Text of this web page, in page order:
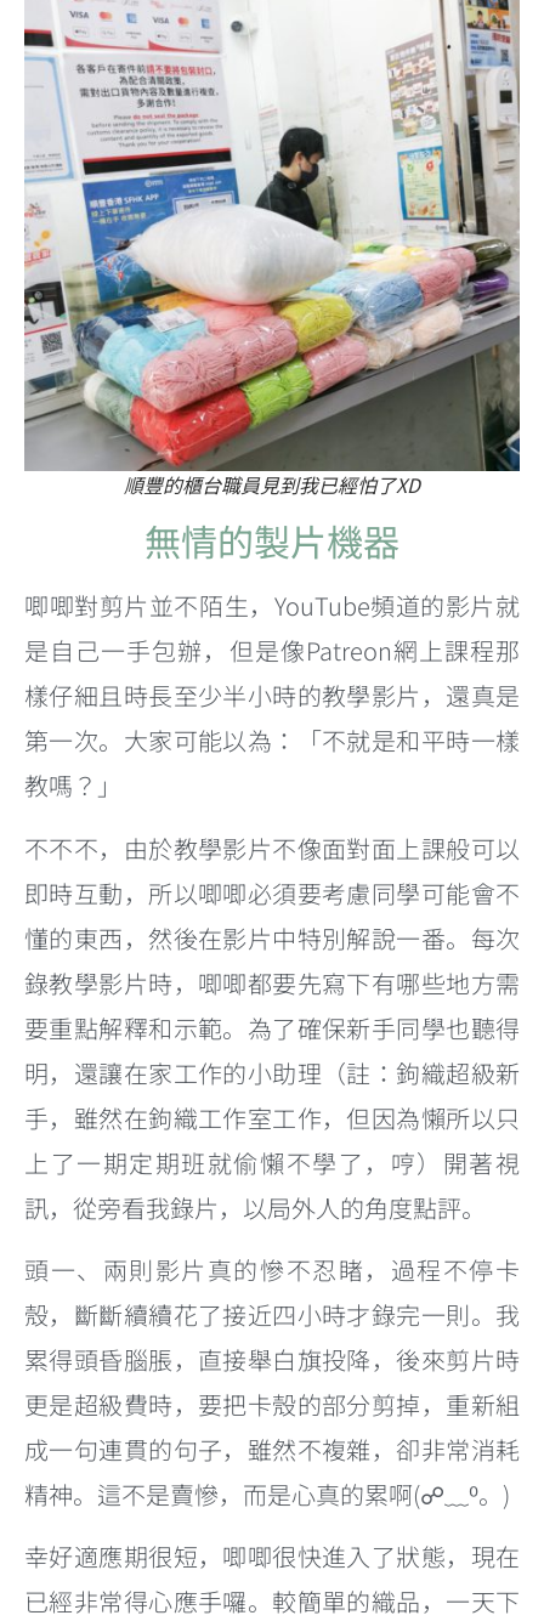
順豐的櫃台職員見到我已經怕了XD
無情的製片機器
唧唧對剪片並不陌生，YouTube頻道的影片就
是自己一手包辦，但是像Patreon網上課程那
樣仔細且時長至少半小時的教學影片，還真是
第一次。大家可能以為：「不就是和平時一樣
教嗎？」
不不不，由於教學影片不像面對面上課般可以
即時互動，所以唧唧必須要考慮同學可能會不
懂的東西，然後在影片中特別解說一番。每次
錄教學影片時，唧唧都要先寫下有哪些地方需
要重點解釋和示範。為了確保新手同學也聽得
明，還讓在家工作的小助理（註：鉤織超級新
手，雖然在鉤織工作室工作，但因為懶所以只
上了一期定期班就偷懶不學了，哼）開著視
訊，從旁看我錄片，以局外人的角度點評。
頭一、兩則影片真的慘不忍睹，過程不停卡
殼，斷斷續續花了接近四小時才錄完一則。我
累得頭昏腦脹，直接舉白旗投降，後來剪片時
更是超級費時，要把卡殼的部分剪掉，重新組
成一句連貫的句子，雖然不複雜，卻非常消耗
精神。這不是賣慘，而是心真的累啊(☍﹏⁰。)
幸好適應期很短，唧唧很快進入了狀態，現在
已經非常得心應手囉。較簡單的織品，一天下